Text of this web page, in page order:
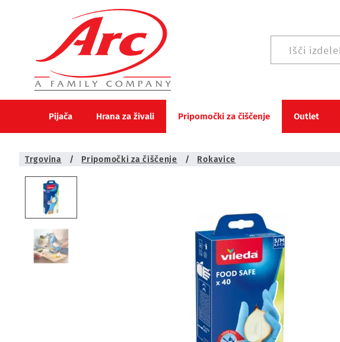
Pijača Hrana za živali Pripomočki za čiščenje Outlet
Trgovina / Pripomočki za čiščenje / Rokavice